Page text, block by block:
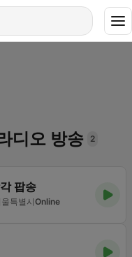
디오 방송 2
팝송
울특별시Online